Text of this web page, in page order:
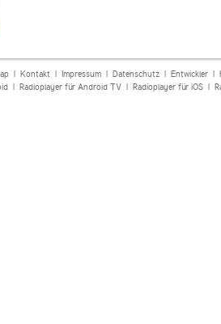
| Kontakt| Impressum| Datenschutz| Entwickler|
| Radioplayer für Android TV| Radioplayer für iOS|